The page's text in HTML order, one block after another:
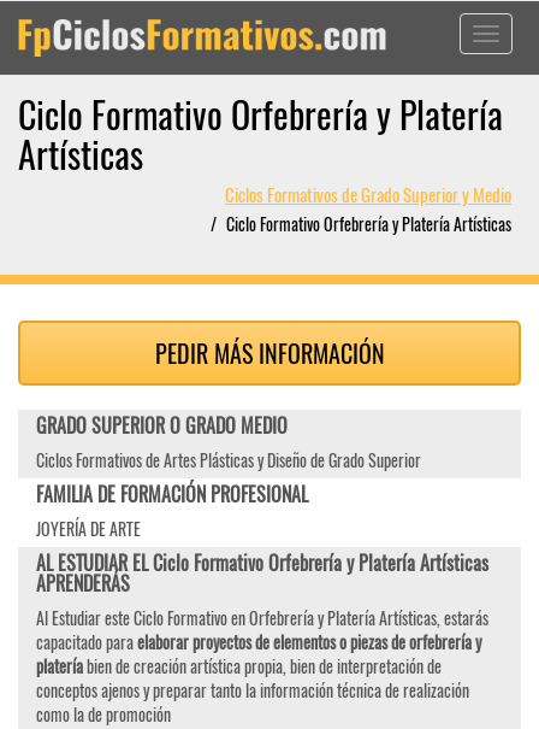
Toggle
Ciclo Formativo Orfebrería y Platería
Artísticas
Ciclos Formativos de Grado Superior y Medio
Ciclo Formativo Orfebrería y Platería Artísticas
PEDIR MÁS INFORMACIÓN
GRADO SUPERIOR O GRADO MEDIO
Ciclos Formativos de Artes Plásticas y Diseño de Grado Superior
FAMILIA DE FORMACIÓN PROFESIONAL
JOYERÍA DE ARTE
AL ESTUDIAR EL Ciclo Formativo Orfebrería y Platería Artísticas
APRENDERÁS
Al Estudiar este Ciclo Formativo en Orfebrería y Platería Artísticas, estarás
capacitado paraelaborar proyectos de elementos o piezas de orfebrería y
plateríabien de creación artística propia, bien de interpretación de
conceptos ajenos y preparar tanto la información técnica de realización
como la de promoción